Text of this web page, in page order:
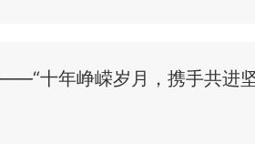
十年峥嵘岁月，携手共进